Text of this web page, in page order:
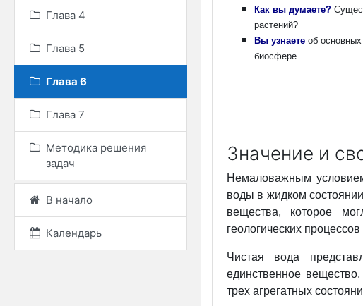
Глава 4
Глава 5
Глава 6
Глава 7
Методика решения
задач
В начало
Календарь
Как вы думаете?
растений?
Вы узнаетеоб
биосфере.
Значение и
Немаловажным
воды в жидком
вещества, которое
геологических процессов
Чистая вода
единственное
трех агрегатных